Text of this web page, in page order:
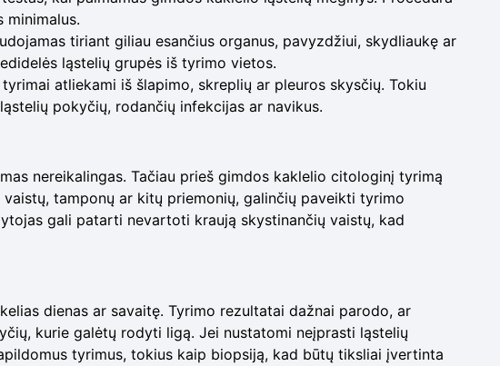
minimalus.
tiriant giliau esančius organus, pavyzdžiui, skydliaukę ar
ląstelių grupės iš tyrimo vietos.
atliekami iš šlapimo, skreplių ar pleuros skysčių. Tokiu
pokyčių, rodančių infekcijas ar navikus.
nereikalingas. Tačiau prieš gimdos kaklelio citologinį tyrimą
tamponų ar kitų priemonių, galinčių paveikti tyrimo
gali patarti nevartoti kraują skystinančių vaistų, kad
dienas ar savaitę. Tyrimo rezultatai dažnai parodo, ar
kurie galėtų rodyti ligą. Jei nustatomi neįprasti ląstelių
tyrimus, tokius kaip biopsiją, kad būtų tiksliai įvertinta